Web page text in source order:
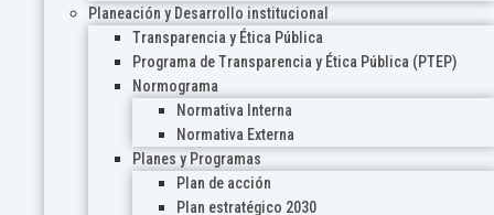
Planeación y Desarrollo institucional
Transparencia y Ética Pública
Programa de Transparencia y Ética Pública (PTEP)
Normograma
Normativa Interna
Normativa Externa
Planes y Programas
Plan de acción
Plan estratégico 2030